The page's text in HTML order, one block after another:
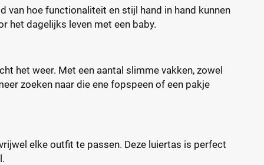
hoe functionaliteit en stijl hand in hand kunnen
het dagelijks leven met een baby.
het weer. Met een aantal slimme vakken, zowel
zoeken naar die ene fopspeen of een pakje
elke outfit te passen. Deze luiertas is perfect